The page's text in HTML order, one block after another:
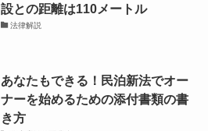
設との距離は110メートル
法律解説
あなたもできる！民泊新法でオー
ナーを始めるための添付書類の書
き方